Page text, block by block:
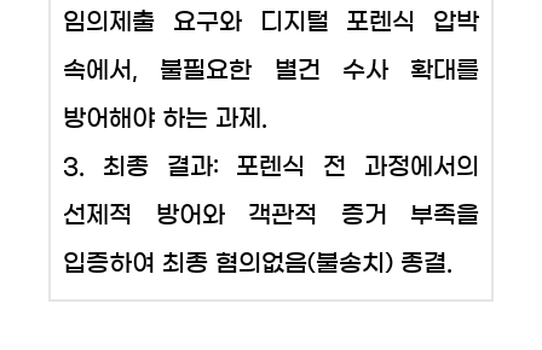
임의제출 요구와 디지털 포렌식 압박
속에서, 불필요한 별건 수사 확대를
방어해야 하는 과제.
3. 최종 결과: 포렌식 전 과정에서의
선제적 방어와 객관적 증거 부족을
입증하여 최종 혐의없음(불송치) 종결.